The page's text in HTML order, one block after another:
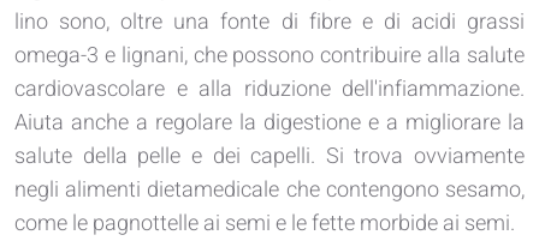
lino sono, oltre una fonte di fibre e di acidi grassi
omega-3 e lignani, che possono contribuire alla salute
cardiovascolare e alla riduzione dell'infiammazione.
Aiuta anche a regolare la digestione e a migliorare la
salute della pelle e dei capelli. Si trova ovviamente
negli alimenti dietamedicale che contengono sesamo,
come le pagnottelle ai semi e le fette morbide ai semi.